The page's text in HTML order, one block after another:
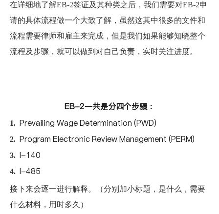
在详细地了解EB-2签证及其种类之后，我们需要对EB-2申
请的具体流程做一个大致了解，虽然这其中很多的文件和
流程需要律师和雇主来完成，但是我们如果能够知晓整个
流程及步骤，就可以做到对自己负责，实时关注进度。
EB-2一共是分四个步骤：
1. Prevailing Wage Determination (PWD)
2. Program Electronic Review Management (PERM)
3. I-140
4. I-485
接下来会逐一进行解释。（分别加小标题，是什么，需要
什么材料，用时多久）